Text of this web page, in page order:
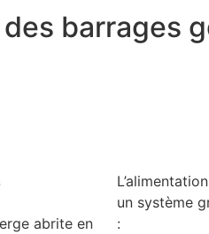
barrages
abrite en
un système
: